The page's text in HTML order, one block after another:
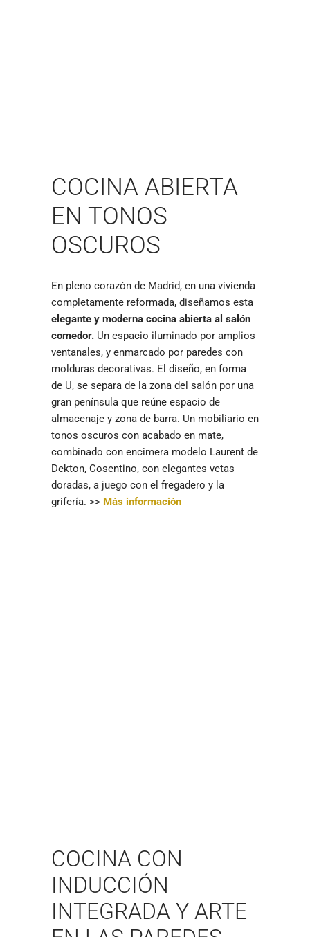
COCINA ABIERTA
EN TONOS
OSCUROS
En pleno corazón de Madrid, en una vivienda
completamente reformada, diseñamos esta
elegante y moderna cocina abierta al salón
comedor. Un espacio iluminado por amplios
ventanales, y enmarcado por paredes con
molduras decorativas. El diseño, en forma
de U, se separa de la zona del salón por una
gran península que reúne espacio de
almacenaje y zona de barra. Un mobiliario en
tonos oscuros con acabado en mate,
combinado con encimera modelo Laurent de
Dekton, Cosentino, con elegantes vetas
doradas, a juego con el fregadero y la
grifería. >> Más información
COCINA CON
INDUCCIÓN
INTEGRADA Y ARTE